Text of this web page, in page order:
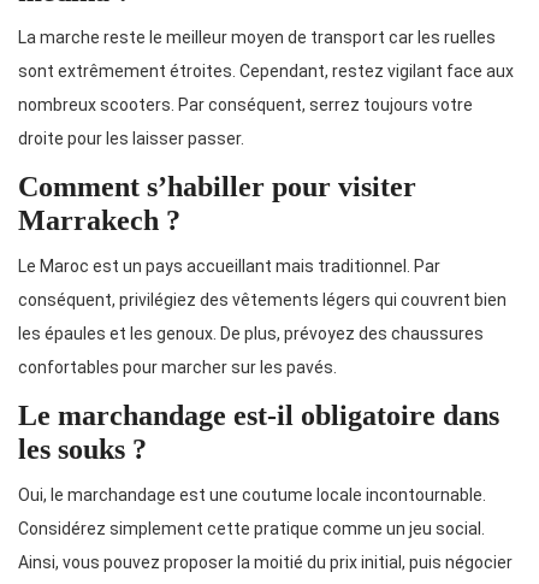
La marche reste le meilleur moyen de transport car les ruelles
sont extrêmement étroites. Cependant, restez vigilant face aux
nombreux scooters. Par conséquent, serrez toujours votre
droite pour les laisser passer.
Comment s’habiller pour visiter
Marrakech ?
Le Maroc est un pays accueillant mais traditionnel. Par
conséquent, privilégiez des vêtements légers qui couvrent bien
les épaules et les genoux. De plus, prévoyez des chaussures
confortables pour marcher sur les pavés.
Le marchandage est-il obligatoire dans
les souks ?
Oui, le marchandage est une coutume locale incontournable.
Considérez simplement cette pratique comme un jeu social.
Ainsi, vous pouvez proposer la moitié du prix initial, puis négocier